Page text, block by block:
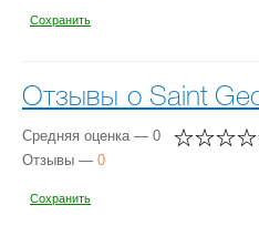
Сохранить
Отзывы о Saint
Средняя оценка — 0
Отзывы — 0
Сохранить